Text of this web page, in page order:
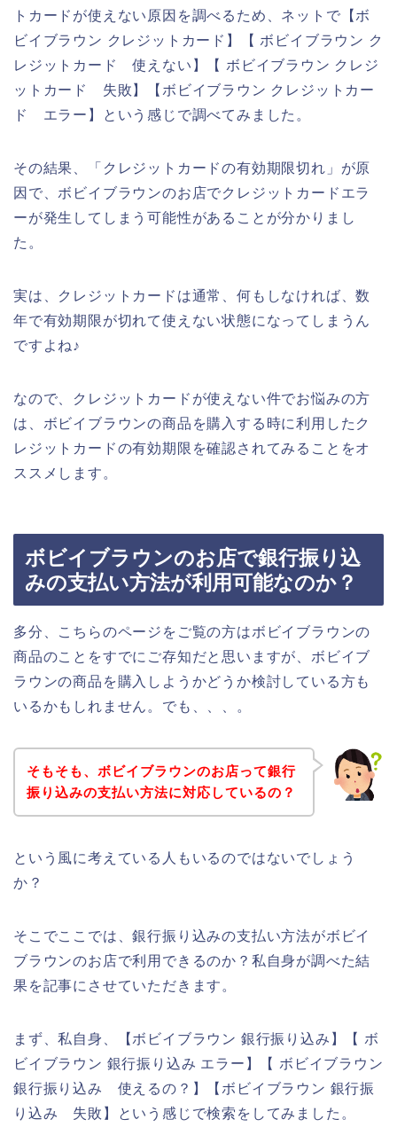
トカードが使えない原因を調べるため、ネットで【ボ
ビイブラウン クレジットカード】【 ボビイブラウン ク
レジットカード 使えない】【 ボビイブラウン クレジ
ットカード 失敗】【ボビイブラウン クレジットカー
ド エラー】という感じで調べてみました。
その結果、「クレジットカードの有効期限切れ」が原
因で、ボビイブラウンのお店でクレジットカードエラ
ーが発生してしまう可能性があることが分かりまし
た。
実は、クレジットカードは通常、何もしなければ、数
年で有効期限が切れて使えない状態になってしまうん
ですよね♪
なので、クレジットカードが使えない件でお悩みの方
は、ボビイブラウンの商品を購入する時に利用したク
レジットカードの有効期限を確認されてみることをオ
ススメします。
ボビイブラウンのお店で銀行振り込
みの支払い方法が利用可能なのか？
多分、こちらのページをご覧の方はボビイブラウンの
商品のことをすでにご存知だと思いますが、ボビイブ
ラウンの商品を購入しようかどうか検討している方も
いるかもしれません。でも、、、。
そもそも、ボビイブラウンのお店って銀行
振り込みの支払い方法に対応しているの？
という風に考えている人もいるのではないでしょう
か？
そこでここでは、銀行振り込みの支払い方法がボビイ
ブラウンのお店で利用できるのか？私自身が調べた結
果を記事にさせていただきます。
まず、私自身、【ボビイブラウン 銀行振り込み】【 ボ
ビイブラウン 銀行振り込み エラー】【 ボビイブラウン
銀行振り込み 使えるの？】【ボビイブラウン 銀行振
り込み 失敗】という感じで検索をしてみました。